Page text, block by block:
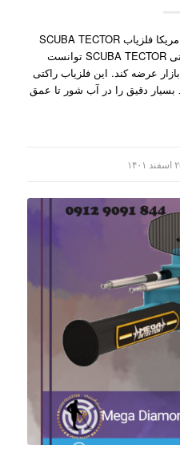
فلزیاب SCUBA TECTOR ساخت امریکا فلزیاب SCUBA TECTOR
شرکت کوئست با تولید فلزیاب دستی SCUBA TECTOR توانست
عرضه کند. این فلزیاب راکتی
بسیار دقیق را در آب شور تا عمق
۱۴۰۱